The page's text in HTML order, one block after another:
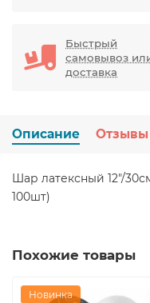
Быстрый
самовывоз
доставка
Описание Отзывы
Шар латексный 12"/
100шт)
Похожие товары
Новинка